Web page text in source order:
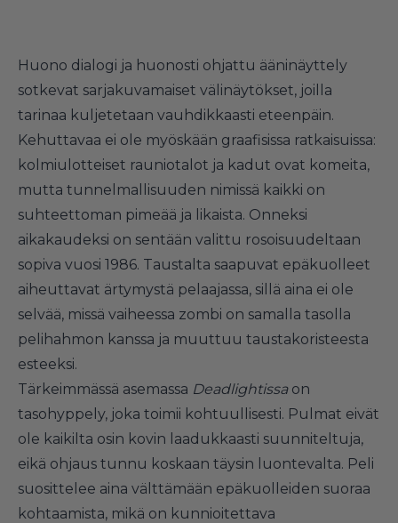
Huono dialogi ja huonosti ohjattu ääninäyttely
sotkevat sarjakuvamaiset välinäytökset, joilla
tarinaa kuljetetaan vauhdikkaasti eteenpäin.
Kehuttavaa ei ole myöskään graafisissa ratkaisuissa:
kolmiulotteiset rauniotalot ja kadut ovat komeita,
mutta tunnelmallisuuden nimissä kaikki on
suhteettoman pimeää ja likaista. Onneksi
aikakaudeksi on sentään valittu rosoisuudeltaan
sopiva vuosi 1986. Taustalta saapuvat epäkuolleet
aiheuttavat ärtymystä pelaajassa, sillä aina ei ole
selvää, missä vaiheessa zombi on samalla tasolla
pelihahmon kanssa ja muuttuu taustakoristeesta
esteeksi.
Tärkeimmässä asemassa Deadlightissaon
tasohyppely, joka toimii kohtuullisesti. Pulmat eivät
ole kaikilta osin kovin laadukkaasti suunniteltuja,
eikä ohjaus tunnu koskaan täysin luontevalta. Peli
suosittelee aina välttämään epäkuolleiden suoraa
kohtaamista, mikä on kunnioitettava